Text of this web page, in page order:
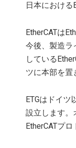
日本における
EtherCATは
今後、製造ラ
している
ツに本部を置
ETGはドイ
設立します。
EtherCATプ